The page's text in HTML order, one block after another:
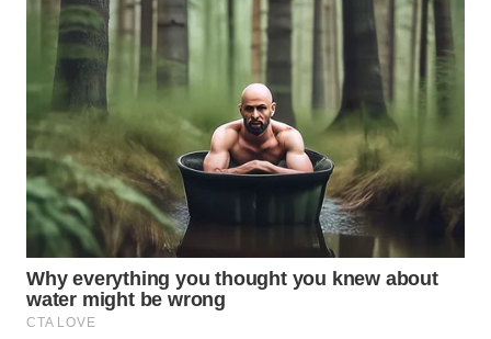
WN
MALUT
WN
DAIRI
WN
DANAU
TOBA
WN
NIAS